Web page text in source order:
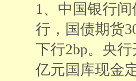
1、中国银行
行，国债期货
下行2bp。央
亿元国库现金